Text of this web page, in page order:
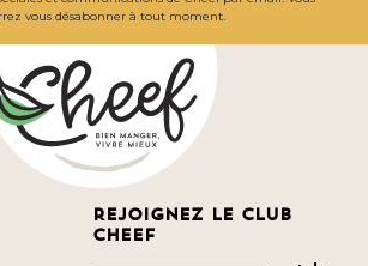
vous désabonner à tout moment.
Rejoignez le club
cheef